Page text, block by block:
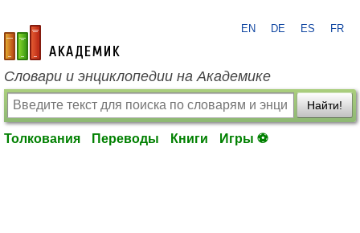
academic.ru
EN DE ES FR
Словари и энциклопедии на Академике
Найти!
Толкования Переводы Книги Игры ⚽